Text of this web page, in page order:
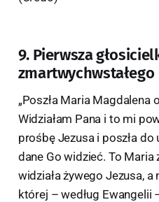
9. Pierwsza
zmartwychwstałego
„Poszła Maria Magdalena
Widziałam Pana i to mi
prośbę Jezusa i poszła do
dane Go widzieć. To Maria
widziała żywego Jezusa, a
której – według Ewangelii